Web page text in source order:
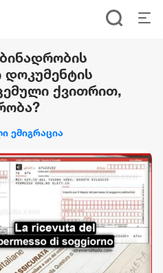
ქვითრით,
ემიგრაცია